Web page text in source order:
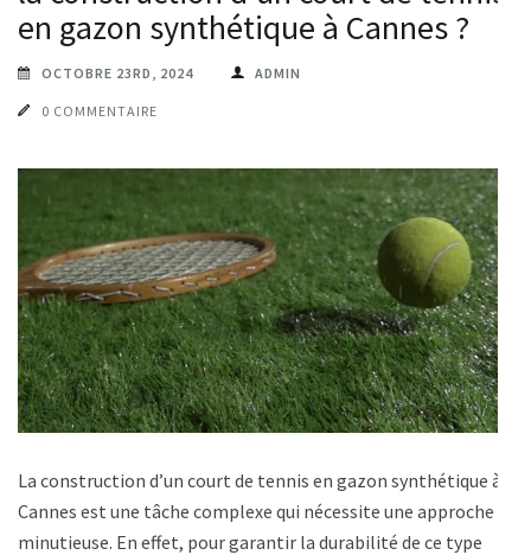
en gazon synthétique à Cannes ?
OCTOBRE 23RD, 2024 ADMIN
0 COMMENTAIRE
La construction d’un court de tennis en gazon synthétique à
Cannes est une tâche complexe qui nécessite une approche
minutieuse. En effet, pour garantir la durabilité de ce type